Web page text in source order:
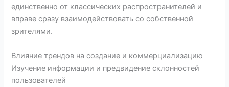
единственно от классических распространителей и
вправе сразу взаимодействовать со собственной
зрителями.
Влияние трендов на создание и коммерциализацию
Изучение информации и предвидение склонностей
пользователей